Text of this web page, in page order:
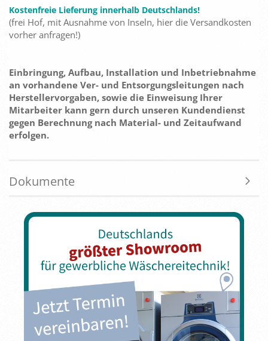
Kostenfreie Lieferung innerhalb Deutschlands!
(frei Hof, mit Ausnahme von Inseln, hier die Versandkosten
vorher anfragen!)
Einbringung, Aufbau, Installation und Inbetriebnahme
an vorhandene Ver- und Entsorgungsleitungen nach
Herstellervorgaben, sowie die Einweisung Ihrer
Mitarbeiter kann gern durch unseren Kundendienst
gegen Berechnung nach Material- und Zeitaufwand
erfolgen.
Dokumente